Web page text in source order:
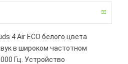
4 Air ECO белого цвета
в широком частотном
Гц. Устройство